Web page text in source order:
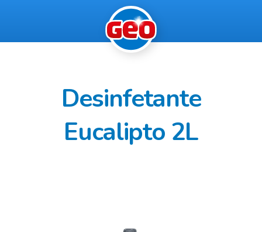
Desinfetante
Eucalipto 2L